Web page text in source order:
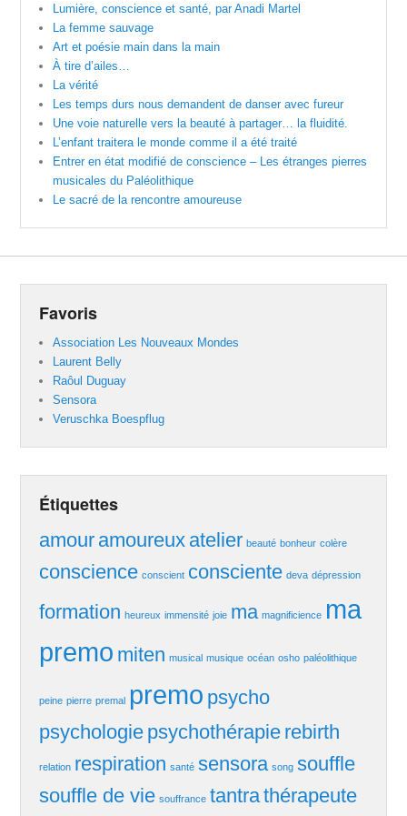
Lumière, conscience et santé, par Anadi Martel
La femme sauvage
Art et poésie main dans la main
À tire d’ailes…
La vérité
Les temps durs nous demandent de danser avec fureur
Une voie naturelle vers la beauté à partager… la fluidité.
L’enfant traitera le monde comme il a été traité
Entrer en état modifié de conscience – Les étranges pierres
musicales du Paléolithique
Le sacré de la rencontre amoureuse
Favoris
Association Les Nouveaux Mondes
Laurent Belly
Raôul Duguay
Sensora
Veruschka Boespflug
Étiquettes
amour amoureux atelier beauté bonheur colère
conscience conscient consciente deva dépression
formation heureux immensité joie ma magnificience ma
premo miten musical musique océan osho paléolithique
peine pierre premal premo psycho
psychologie psychothérapie rebirth
relation respiration santé sensora song souffle
souffle de vie souffrance tantrathérapeute